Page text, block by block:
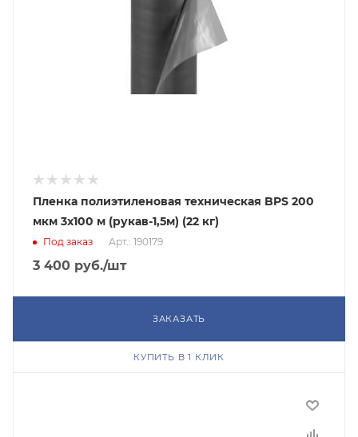
Пленка полиэтиленовая техническая BPS 200
мкм 3x100 м (рукав-1,5м) (22 кг)
Под заказ Арт.: 190179
3 400 руб./шт
ЗАКАЗАТЬ
КУПИТЬ В 1 КЛИК